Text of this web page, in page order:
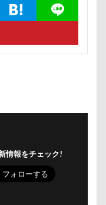
情報をチェック!
ん
ミックス犬
モデル
ヨギボー
ンジャック